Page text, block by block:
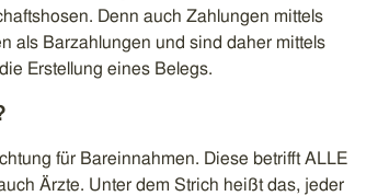
Denn auch Zahlungen mittels
als Barzahlungen und sind daher mittels
Erstellung eines Belegs.
für Bareinnahmen. Diese betrifft ALLE
Ärzte. Unter dem Strich heißt das, jeder